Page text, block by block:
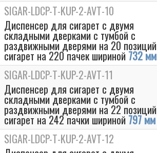
Box
SIGAR-LDCP-T-KUP-2-AVT-10
Диспенсер для сигарет с двумя
складными дверками с тумбой с
раздвижными дверями на 20 позиций
сигарет на 220 пачек шириной 732 мм
SIGAR-LDCP-T-KUP-2-AVT-11
Диспенсер для сигарет с двумя
складными дверками с тумбой с
раздвижными дверями на 22 позиций
сигарет на 242 пачки шириной 797 мм
SIGAR-LDCP-T-KUP-2-AVT-12